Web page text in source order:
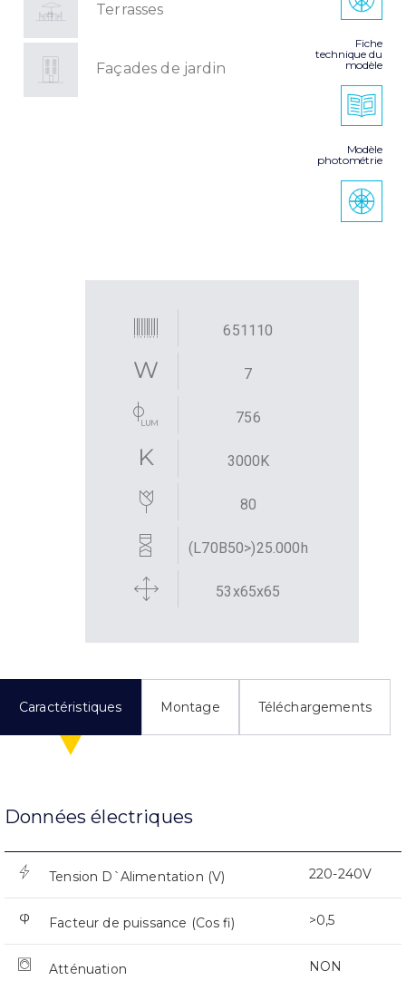
Terrasses
Façades de jardin
Fiche
technique du
modèle
Modèle
photométrie
651110
7
756
3000K
80
(L70B50>)25.000h
53x65x65
Caractéristiques Montage Téléchargements
Données électriques
Tension D`Alimentation (V) 220-240V
Facteur de puissance (Cos fi) >0,5
Atténuation NON